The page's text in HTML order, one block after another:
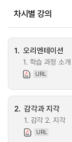
차시별 강의
1. 오리엔테이션
1. 학습 과정 소
URL
2. 감각과 지각
1. 감각 2. 지각
URL